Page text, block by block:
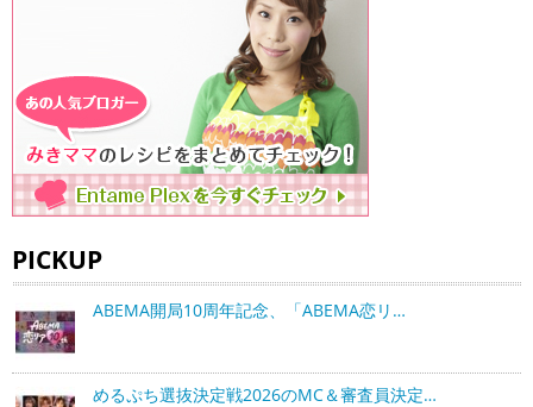
PICKUP
ABEMA開局10周年記念、「ABEMA恋リ…
めるぷち選抜決定戦2026のMC＆審査員決定…